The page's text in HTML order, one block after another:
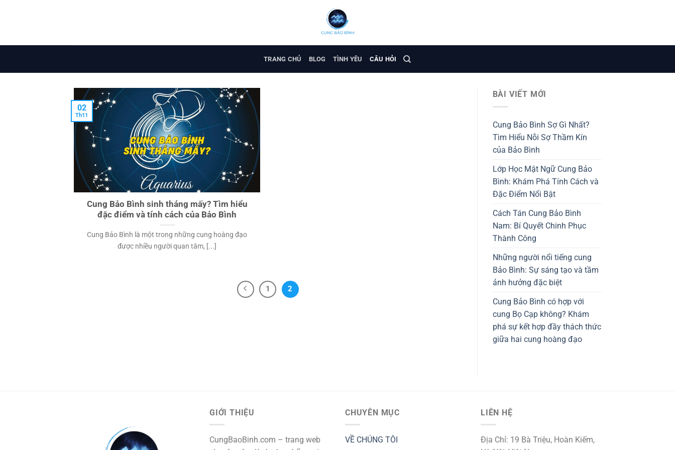
dung
TRANG CHỦ BLOG TÌNH YÊU CÂU HỎI
Cung Bảo Bình sinh tháng mấy? Tìm hiểu
đặc điểm và tính cách của Bảo Bình
Cung Bảo Bình là một trong những cung hoàng đạo
được nhiều người quan tâm, [...]
02
Th11
1 2
BÀI VIẾT MỚI
Cung Bảo Bình Sợ Gì Nhất?
Tìm Hiểu Nỗi Sợ Thầm Kín
của Bảo Bình
Lớp Học Mật Ngữ Cung Bảo
Bình: Khám Phá Tính Cách và
Đặc Điểm Nổi Bật
Cách Tán Cung Bảo Bình
Nam: Bí Quyết Chinh Phục
Thành Công
Những người nổi tiếng cung
Bảo Bình: Sự sáng tạo và tầm
ảnh hưởng đặc biệt
Cung Bảo Bình có hợp với
cung Bọ Cạp không? Khám
phá sự kết hợp đầy thách thức
giữa hai cung hoàng đạo
GIỚI THIỆU
CungBaoBinh.com – trang web
CHUYÊN MỤC
VỀ CHÚNG TÔI
LIÊN HỆ
Địa Chỉ: 19 Bà Triệu, Hoàn Kiếm,